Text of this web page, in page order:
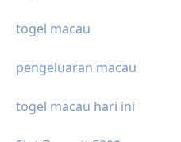
togel macau
pengeluaran macau
togel macau hari ini